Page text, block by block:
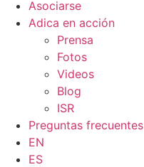
Asociarse
Adica en acción
Prensa
Fotos
Videos
Blog
ISR
Preguntas frecuentes
EN
ES